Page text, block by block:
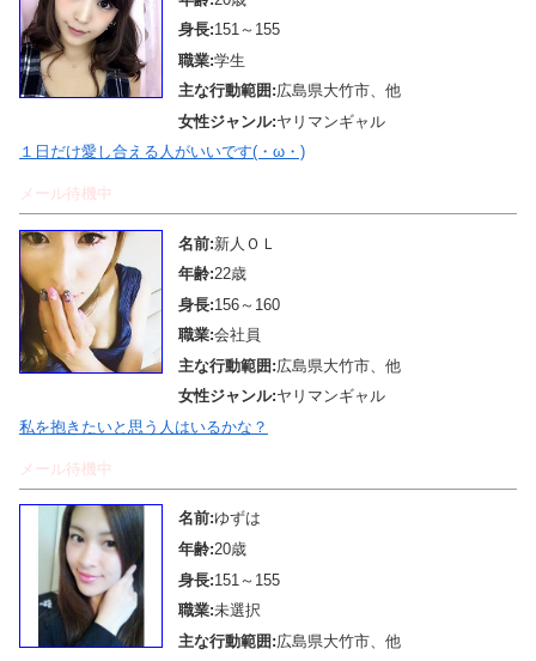
身長:151～155
職業:学生
主な行動範囲:広島県大竹市、他
女性ジャンル:ヤリマンギャル
１日だけ愛し合える人がいいです(・ω・)
メール待機中
名前:新人ＯＬ
年齢:22歳
身長:156～160
職業:会社員
主な行動範囲:広島県大竹市、他
女性ジャンル:ヤリマンギャル
私を抱きたいと思う人はいるかな？
メール待機中
名前:ゆずは
年齢:20歳
身長:151～155
職業:未選択
主な行動範囲:広島県大竹市、他